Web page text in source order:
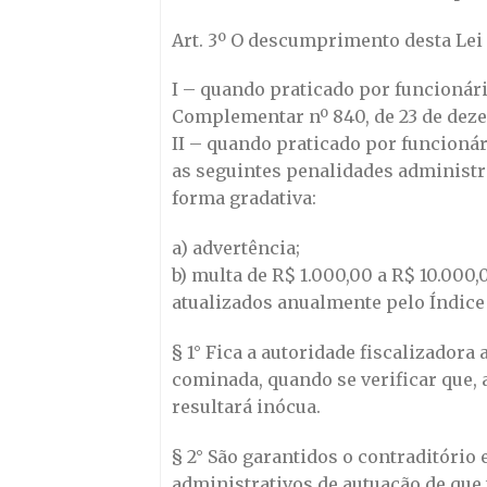
Art. 3º O descumprimento desta
I – quando praticado por
Complementar nº 840, de 23 de
II – quando praticado por
as seguintes penalidades
forma gradativa:
a) advertência;
b) multa de R$ 1.000,00 a R$
atualizados anualmente pelo
§ 1° Fica a autoridade fiscalizadora
cominada, quando se verificar que,
resultará inócua.
§ 2° São garantidos o contraditório